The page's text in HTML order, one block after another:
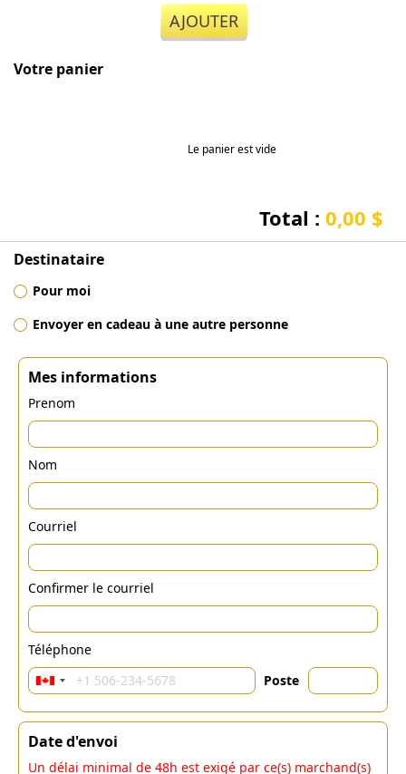
AJOUTER
Votre panier
Le panier est vide
Total : 0,00 $
Destinataire
Pour moi
Envoyer en cadeau à une autre personne
Mes informations
Prenom
Nom
Courriel
Confirmer le courriel
Téléphone
Poste
Date d'envoi
Un délai minimal de 48h est exigé par ce(s) marchand(s)